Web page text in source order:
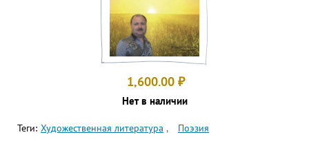
1,600.00 ₽
Нет в наличии
Теги: Художественная литература Поэзия